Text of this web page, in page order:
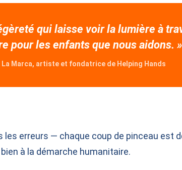
qui laisse voir la lumière à
pour les enfants que nous aidons. »
La Marca, artiste et fondatrice de Helping Hands
erreurs — chaque coup de pinceau est
à la démarche humanitaire.